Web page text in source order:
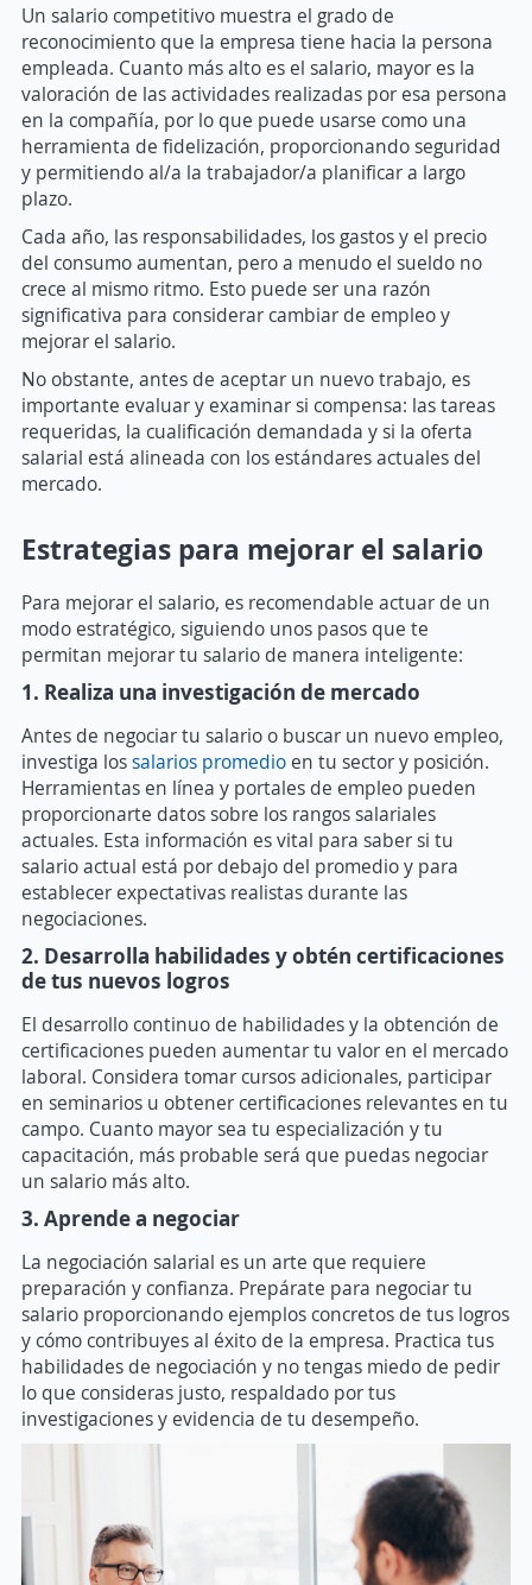
Un salario competitivo muestra el grado de
reconocimiento que la empresa tiene hacia la persona
empleada. Cuanto más alto es el salario, mayor es la
valoración de las actividades realizadas por esa persona
en la compañía, por lo que puede usarse como una
herramienta de fidelización, proporcionando seguridad
y permitiendo al/a la trabajador/a planificar a largo
plazo.
Cada año, las responsabilidades, los gastos y el precio
del consumo aumentan, pero a menudo el sueldo no
crece al mismo ritmo. Esto puede ser una razón
significativa para considerar cambiar de empleo y
mejorar el salario.
No obstante, antes de aceptar un nuevo trabajo, es
importante evaluar y examinar si compensa: las tareas
requeridas, la cualificación demandada y si la oferta
salarial está alineada con los estándares actuales del
mercado.
Estrategias para mejorar el salario
Para mejorar el salario, es recomendable actuar de un
modo estratégico, siguiendo unos pasos que te
permitan mejorar tu salario de manera inteligente:
1. Realiza una investigación de mercado
Antes de negociar tu salario o buscar un nuevo empleo,
investiga lossalarios promedio en tu sector y posición.
Herramientas en línea y portales de empleo pueden
proporcionarte datos sobre los rangos salariales
actuales. Esta información es vital para saber si tu
salario actual está por debajo del promedio y para
establecer expectativas realistas durante las
negociaciones.
2. Desarrolla habilidades y obtén certificaciones
de tus nuevos logros
El desarrollo continuo de habilidades y la obtención de
certificaciones pueden aumentar tu valor en el mercado
laboral. Considera tomar cursos adicionales, participar
en seminarios u obtener certificaciones relevantes en tu
campo. Cuanto mayor sea tu especialización y tu
capacitación, más probable será que puedas negociar
un salario más alto.
3. Aprende a negociar
La negociación salarial es un arte que requiere
preparación y confianza. Prepárate para negociar tu
salario proporcionando ejemplos concretos de tus logros
y cómo contribuyes al éxito de la empresa. Practica tus
habilidades de negociación y no tengas miedo de pedir
lo que consideras justo, respaldado por tus
investigaciones y evidencia de tu desempeño.